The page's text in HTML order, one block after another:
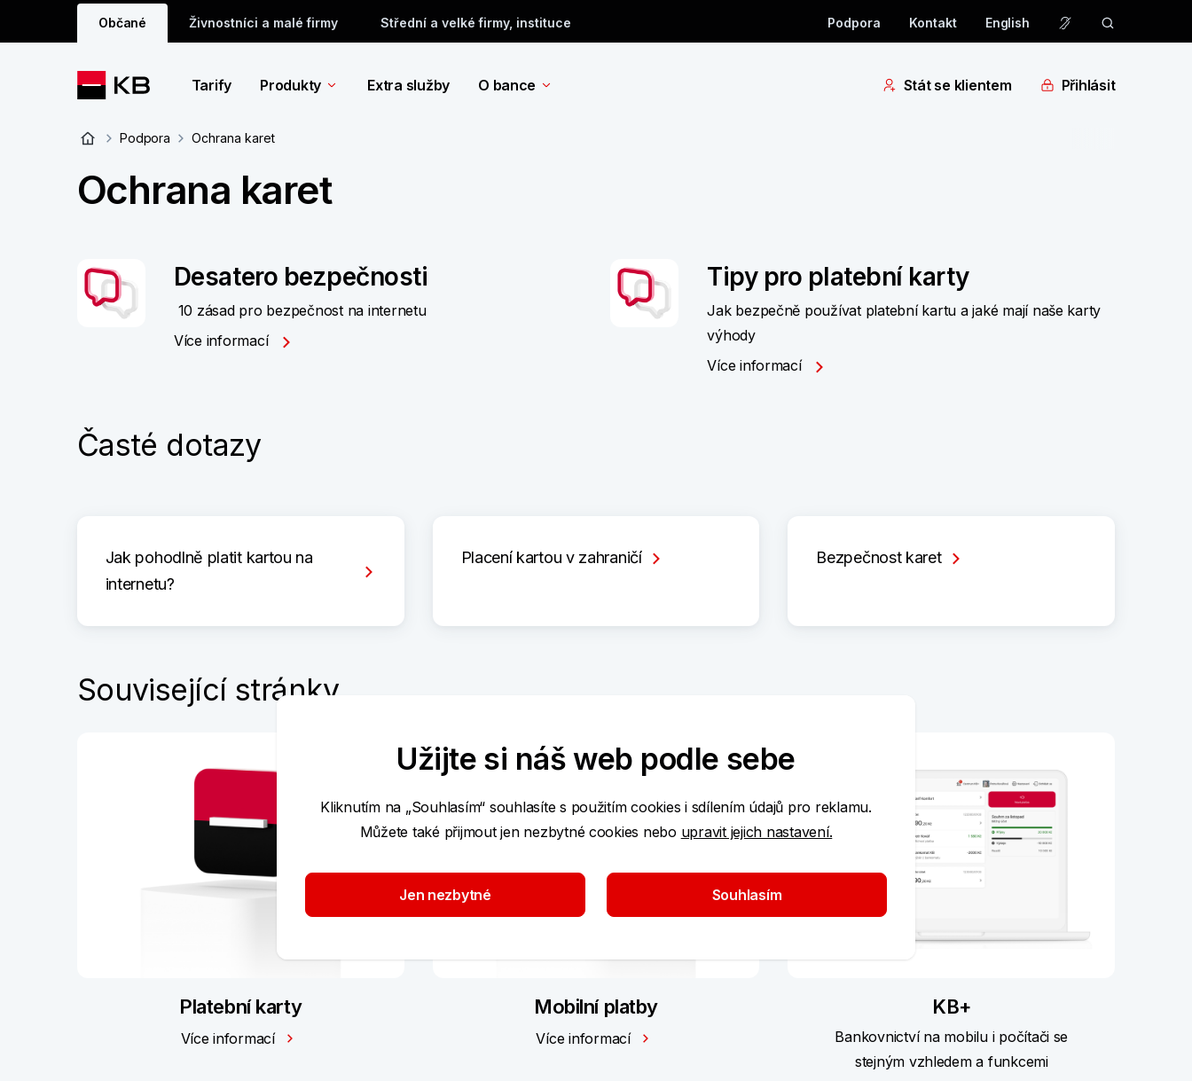
Občané Živnostníci a malé firmy Střední a velké firmy, instituce Podpora Kontakt English
Tarify Produkty Extra služby O bance Stát se klientem Přihlásit
Podpora Ochrana karet
Ochrana karet
Desatero bezpečnosti
10 zásad pro bezpečnost na internetu
Více informací
Tipy pro platební karty
Jak bezpečně používat platební kartu a jaké mají naše karty
výhody
Více informací
Časté dotazy
Jak pohodlně platit kartou na
internetu?
Placení kartou v zahraničí Bezpečnost karet
Související stránky
Platební karty
Více informací
Mobilní platby
Více informací
KB+
Bankovnictví na mobilu i počítači se
stejným vzhledem a funkcemi
Užijte si náš web podle sebe
Kliknutím na „Souhlasím“ souhlasíte s použitím cookies i sdílením údajů pro reklamu.
Můžete také přijmout jen nezbytné cookies nebo upravit jejich nastavení.
Jen nezbytné Souhlasím